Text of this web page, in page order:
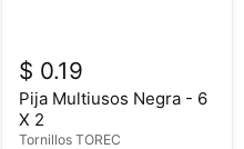
$ 0.19
Pija Multiusos Negra - 6
X 2
Tornillos TOREC